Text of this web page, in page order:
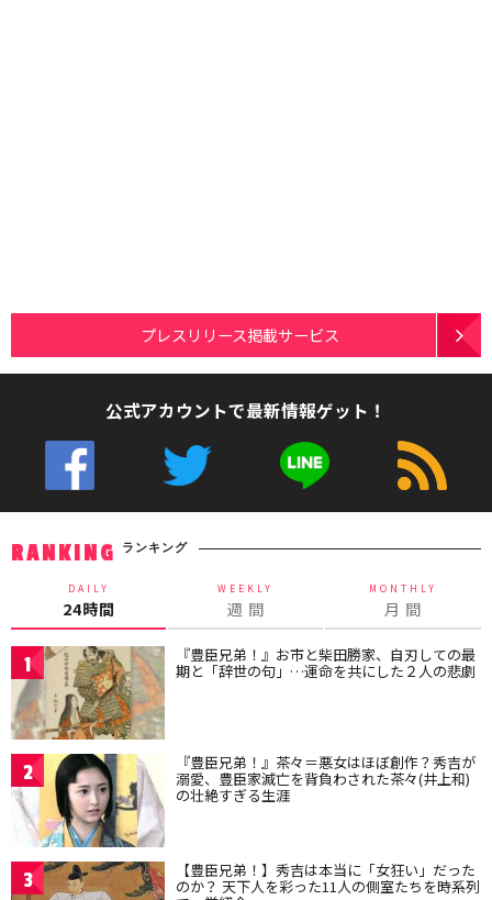
プレスリリース掲載サービス
公式アカウントで最新情報ゲット！
RANKING ランキング
DAILY
24時間
WEEKLY
週 間
MONTHLY
月 間
1 『豊臣兄弟！』お市と柴田勝家、自刃しての最
期と「辞世の句」…運命を共にした２人の悲劇
2 『豊臣兄弟！』茶々＝悪女はほぼ創作？秀吉が
溺愛、豊臣家滅亡を背負わされた茶々(井上和)
の壮絶すぎる生涯
3 【豊臣兄弟！】秀吉は本当に「女狂い」だった
のか？ 天下人を彩った11人の側室たちを時系列